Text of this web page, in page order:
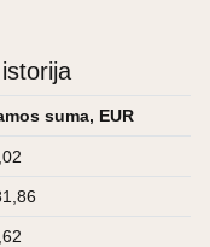
suma, EUR